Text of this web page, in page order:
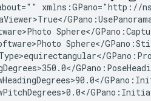
xmlns:GPano="http://
Sphere</
Sphere</